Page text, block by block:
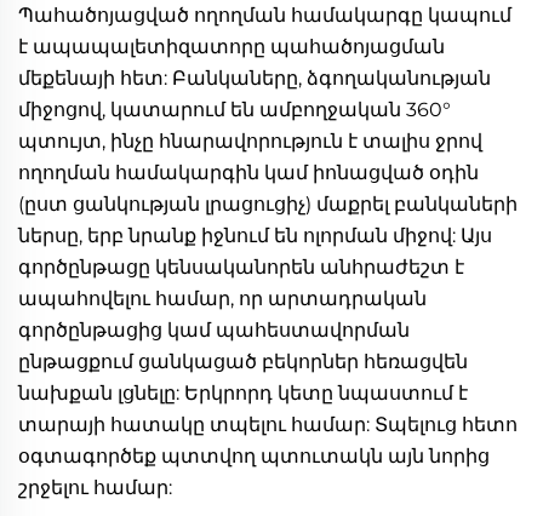
Պահածոյացված ողողման համակարգը կապում
է ապապալետիզատորը պահածոյացման
մեքենայի հետ: Բանկաները, ձգողականության
միջոցով, կատարում են ամբողջական 360°
պտույտ, ինչը հնարավորություն է տալիս ջրով
ողողման համակարգին կամ իոնացված օդին
(ըստ ցանկության լրացուցիչ) մաքրել բանկաների
ներսը, երբ նրանք իջնում են ոլորման միջով: Այս
գործընթացը կենսականորեն անհրաժեշտ է
ապահովելու համար, որ արտադրական
գործընթացից կամ պահեստավորման
ընթացքում ցանկացած բեկորներ հեռացվեն
նախքան լցնելը: Երկրորդ կետը նպաստում է
տարայի հատակը տպելու համար: Տպելուց հետո
օգտագործեք պտտվող պտուտակն այն նորից
շրջելու համար: